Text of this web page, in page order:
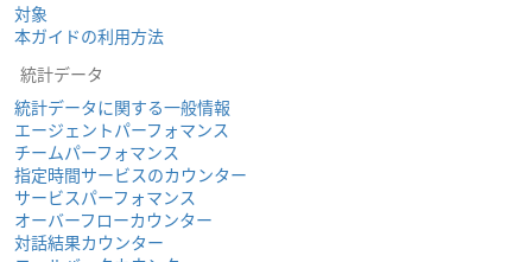
対象
本ガイドの利用方法
統計データ
統計データに関する一般情報
エージェントパーフォマンス
チームパーフォマンス
指定時間サービスのカウンター
サービスパーフォマンス
オーバーフローカウンター
対話結果カウンター